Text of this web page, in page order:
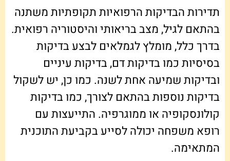
תדירות הבדיקות הרפואיות תקופתיות משתנה
בהתאם לגיל, מצב בריאותי והיסטוריה רפואית.
בדרך כלל, מומלץ לגמלאים לבצע בדיקות
בסיסיות כמו בדיקות דם, בדיקות עיניים
ובדיקות שמיעה אחת לשנה. כמו כן, יש לשקול
בדיקות נוספות בהתאם לצורך, כמו בדיקות
קולונסקופיה או ממוגרפיה. התייעצות עם
רופא משפחה יכולה לסייע בקביעת התוכנית
המתאימה.